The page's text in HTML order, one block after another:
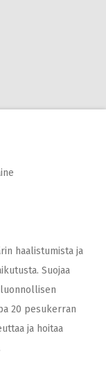
haalistumista ja
Suojaa
20 pesukerran
ja hoitaa